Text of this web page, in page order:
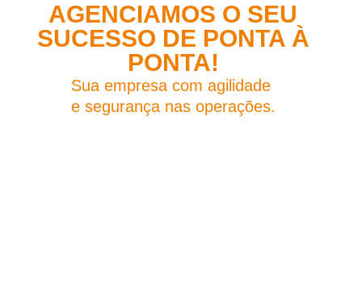
AGENCIAMOS O SEU
SUCESSO DE PONTA À
PONTA!
Sua empresa com agilidade
e segurança nas operações.